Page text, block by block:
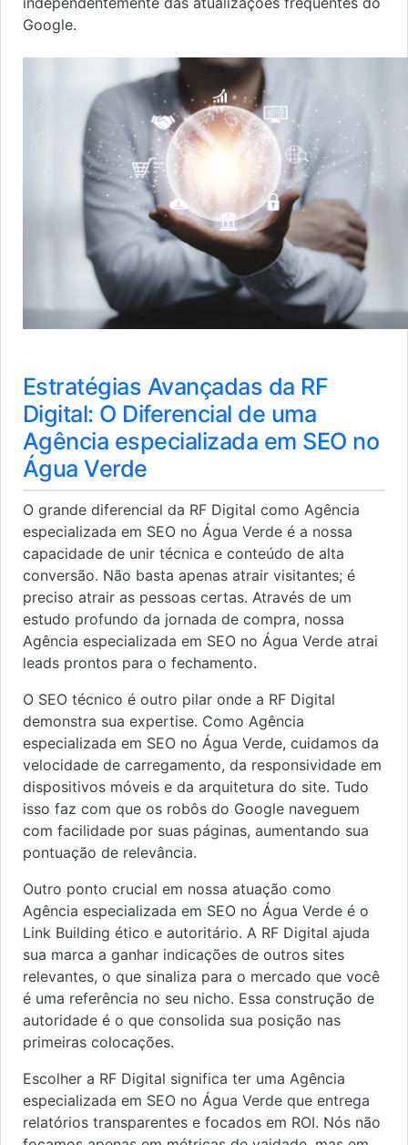
Google.
Estratégias Avançadas da RF
Digital: O Diferencial de uma
Agência especializada em SEO no
Água Verde
O grande diferencial da RF Digital como Agência
especializada em SEO no Água Verde é a nossa
capacidade de unir técnica e conteúdo de alta
conversão. Não basta apenas atrair visitantes; é
preciso atrair as pessoas certas. Através de um
estudo profundo da jornada de compra, nossa
Agência especializada em SEO no Água Verde atrai
leads prontos para o fechamento.
O SEO técnico é outro pilar onde a RF Digital
demonstra sua expertise. Como Agência
especializada em SEO no Água Verde, cuidamos da
velocidade de carregamento, da responsividade em
dispositivos móveis e da arquitetura do site. Tudo
isso faz com que os robôs do Google naveguem
com facilidade por suas páginas, aumentando sua
pontuação de relevância.
Outro ponto crucial em nossa atuação como
Agência especializada em SEO no Água Verde é o
Link Building ético e autoritário. A RF Digital ajuda
sua marca a ganhar indicações de outros sites
relevantes, o que sinaliza para o mercado que você
é uma referência no seu nicho. Essa construção de
autoridade é o que consolida sua posição nas
primeiras colocações.
Escolher a RF Digital significa ter uma Agência
especializada em SEO no Água Verde que entrega
relatórios transparentes e focados em ROI. Nós não